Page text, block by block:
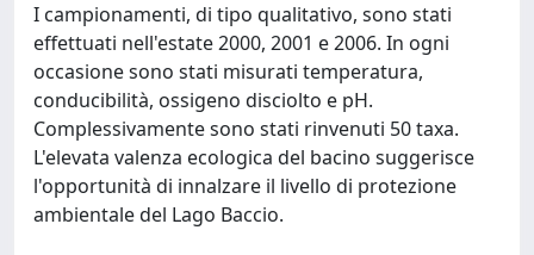
I campionamenti, di tipo qualitativo, sono stati
effettuati nell'estate 2000, 2001 e 2006. In ogni
occasione sono stati misurati temperatura,
conducibilità, ossigeno disciolto e pH.
Complessivamente sono stati rinvenuti 50 taxa.
L'elevata valenza ecologica del bacino suggerisce
l'opportunità di innalzare il livello di protezione
ambientale del Lago Baccio.